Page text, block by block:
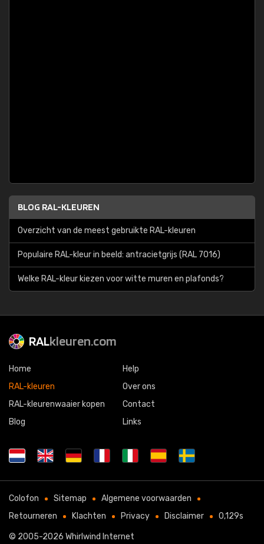
BLOG RAL-KLEUREN
Overzicht van de meest gebruikte RAL-kleuren
Populaire RAL-kleur in beeld: antracietgrijs (RAL 7016)
Welke RAL-kleur kiezen voor witte muren en plafonds?
RALkleuren.com
Home
RAL-kleuren
RAL-kleurenwaaier kopen
Blog
Help
Over ons
Contact
Links
Colofon Sitemap
Algemene voorwaarden
Retourneren
Klachten Privacy Disclaimer 0,129s
© 2005-2026 Whirlwind Internet